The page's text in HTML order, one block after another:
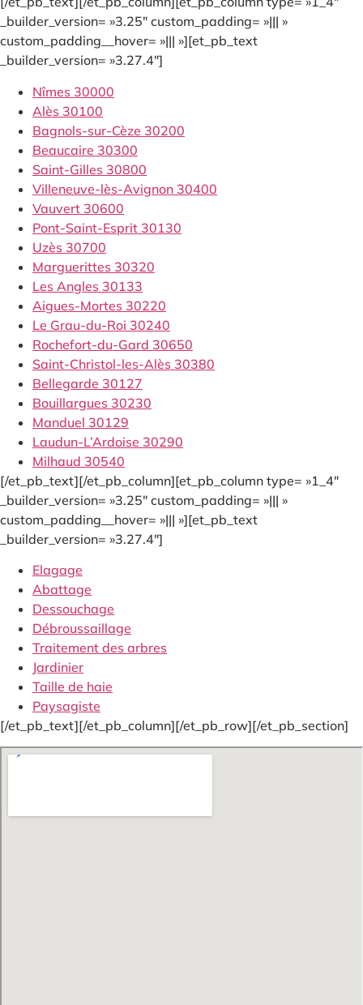
_builder_version= »3.25″ custom_padding= »||| »
custom_padding__hover= »||| »][et_pb_text
_builder_version= »3.27.4″]
Nîmes 30000
Alès 30100
Bagnols-sur-Cèze 30200
Beaucaire 30300
Saint-Gilles 30800
Villeneuve-lès-Avignon 30400
Vauvert 30600
Pont-Saint-Esprit 30130
Uzès 30700
Marguerittes 30320
Les Angles 30133
Aigues-Mortes 30220
Le Grau-du-Roi 30240
Rochefort-du-Gard 30650
Saint-Christol-les-Alès 30380
Bellegarde 30127
Bouillargues 30230
Manduel 30129
Laudun-L’Ardoise 30290
Milhaud 30540
[/et_pb_text][/et_pb_column][et_pb_column type= »1_4″
_builder_version= »3.25″ custom_padding= »||| »
custom_padding__hover= »||| »][et_pb_text
_builder_version= »3.27.4″]
Elagage
Abattage
Dessouchage
Débroussaillage
Traitement des arbres
Jardinier
Taille de haie
Paysagiste
[/et_pb_text][/et_pb_column][/et_pb_row][/et_pb_section]